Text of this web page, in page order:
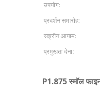
उपयोग:
प्रदर्शन समारोह:
स्क्रीन आयाम:
प्रमुखता देना:
P1.875 स्मॉल